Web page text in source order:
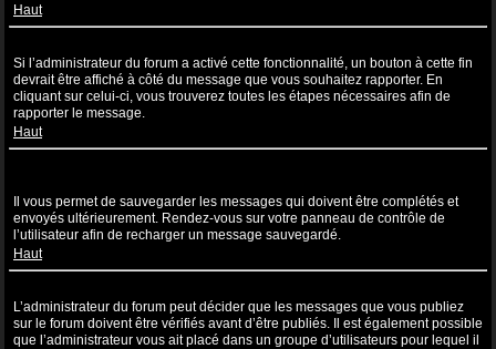
Haut
Si l’administrateur du forum a activé cette fonctionnalité, un bouton à cette fin
devrait être affiché à côté du message que vous souhaitez rapporter. En
cliquant sur celui-ci, vous trouverez toutes les étapes nécessaires afin de
rapporter le message.
Haut
Il vous permet de sauvegarder les messages qui doivent être complétés et
envoyés ultérieurement. Rendez-vous sur votre panneau de contrôle de
l’utilisateur afin de recharger un message sauvegardé.
Haut
L’administrateur du forum peut décider que les messages que vous publiez
sur le forum doivent être vérifiés avant d’être publiés. Il est également possible
que l’administrateur vous ait placé dans un groupe d’utilisateurs pour lequel il